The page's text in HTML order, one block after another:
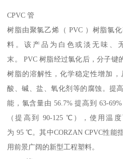
CPVC 管
树脂由聚氯乙烯（ PVC ）树脂氯
料。该产品为白色或淡无味、
末。 PVC 树脂经过氯化后，分子键
树脂的溶解性，化学稳定性增加
酸、碱、盐、氧化剂等的腐蚀。提
能，氯含量由 56.7% 提高到 63-
（提高到 90-125 ℃），使用温
为 95 ℃。其中CORZAN CPVC性能
用前景广阔的新型工程塑料。